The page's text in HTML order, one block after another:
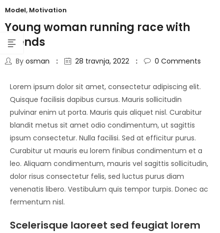
Model, Motivation
Young woman running race with
friends
By osman 28 travnja, 2022 0 Comments
Lorem ipsum dolor sit amet, consectetur adipiscing elit.
Quisque facilisis dapibus cursus. Mauris sollicitudin
pulvinar enim ut porta. Mauris quis aliquet nisl. Curabitur
blandit metus sit amet odio condimentum, ut sagittis
ipsum consectetur. Nulla facilisi. Sed at efficitur purus.
Curabitur ut mauris eu lorem finibus condimentum et a
leo. Aliquam condimentum, mauris vel sagittis sollicitudin,
dolor risus consectetur felis, sed luctus purus diam
venenatis libero. Vestibulum quis tempor turpis. Donec ac
fermentum nisl.
Scelerisque laoreet sed feugiat lorem